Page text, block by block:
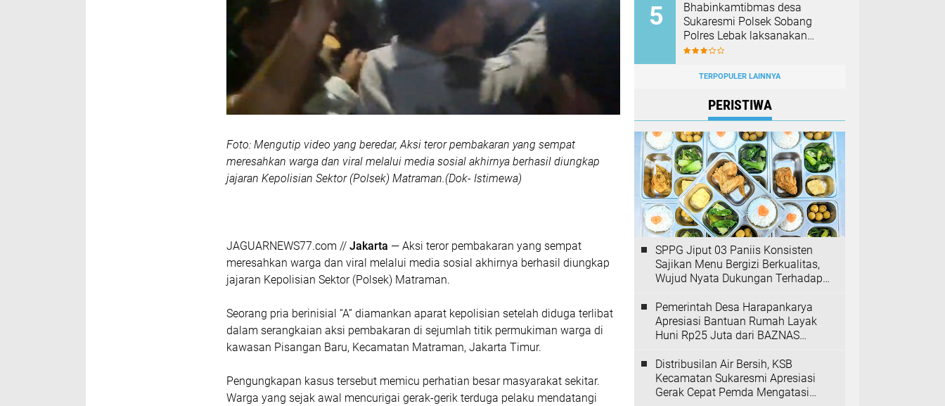
Foto: Mengutip video yang beredar, Aksi teror pembakaran yang sempat
meresahkan warga dan viral melalui media sosial akhirnya berhasil diungkap
jajaran Kepolisian Sektor (Polsek) Matraman.(Dok- Istimewa)
JAGUARNEWS77.com // Jakarta — Aksi teror pembakaran yang sempat
meresahkan warga dan viral melalui media sosial akhirnya berhasil diungkap
jajaran Kepolisian Sektor (Polsek) Matraman.
Seorang pria berinisial “A” diamankan aparat kepolisian setelah diduga terlibat
dalam serangkaian aksi pembakaran di sejumlah titik permukiman warga di
kawasan Pisangan Baru, Kecamatan Matraman, Jakarta Timur.
Pengungkapan kasus tersebut memicu perhatian besar masyarakat sekitar.
Warga yang sejak awal mencurigai gerak-gerik terduga pelaku mendatangi
Bhabinkamtibmas desa
Sukaresmi Polsek Sobang
Polres Lebak laksanakan
Sambang di Desa binaanya
TERPOPULER LAINNYA
PERISTIWA
SPPG Jiput 03 Paniis Konsisten
Sajikan Menu Bergizi Berkualitas,
Wujud Nyata Dukungan Terhadap
Pemerintah Desa Harapankarya
Apresiasi Bantuan Rumah Layak
Huni Rp25 Juta dari BAZNAS
Distribusilan Air Bersih, KSB
Kecamatan Sukaresmi Apresiasi
Gerak Cepat Pemda Mengatasi